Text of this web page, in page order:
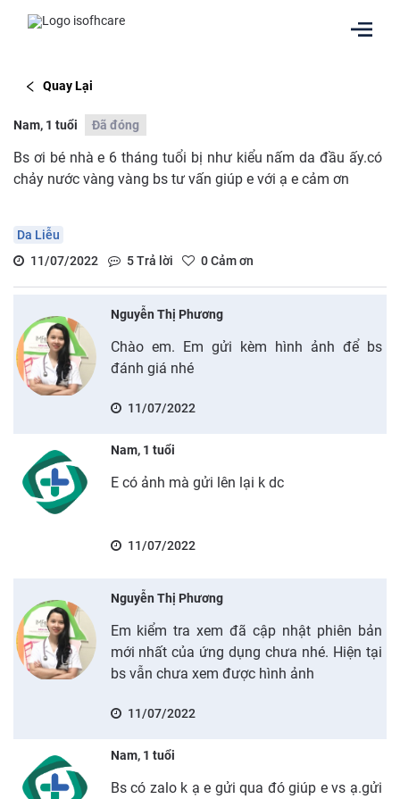
Quay Lại
Nam, 1 tuổi Đã đóng
Bs ơi bé nhà e 6 tháng tuổi bị như kiểu nấm da đầu ấy.có
chảy nước vàng vàng bs tư vấn giúp e với ạ e cảm ơn
Da Liễu
11/07/2022
5Trả lời 0Cảm ơn
Nguyễn Thị Phương
Chào em. Em gửi kèm hình ảnh để bs
đánh giá nhé
11/07/2022
Nam, 1 tuổi
E có ảnh mà gửi lên lại k dc
11/07/2022
Nguyễn Thị Phương
Em kiểm tra xem đã cập nhật phiên bản
mới nhất của ứng dụng chưa nhé. Hiện tại
bs vẫn chưa xem được hình ảnh
11/07/2022
Nam, 1 tuổi
Bs có zalo k ạ e gửi qua đó giúp e vs ạ.gửi